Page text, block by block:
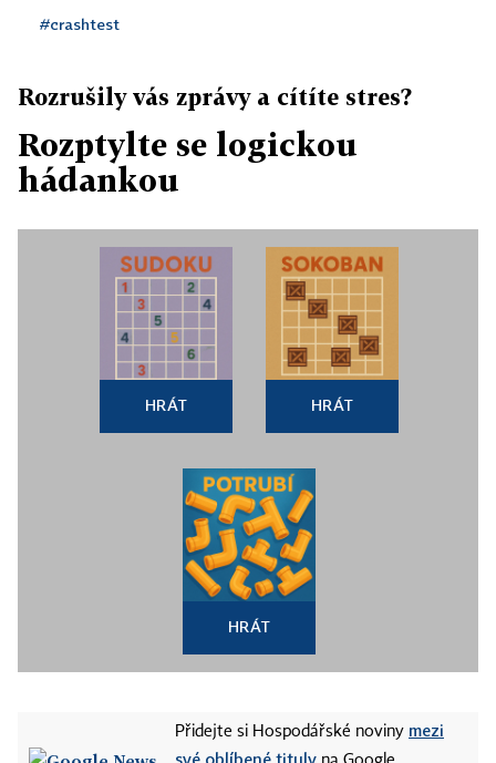
#crashtest
Rozrušily vás zprávy a cítíte stres?
Rozptylte se logickou
hádankou
HRÁT HRÁT
HRÁT
Přidejte si Hospodářské noviny mezi
své oblíbené tituly